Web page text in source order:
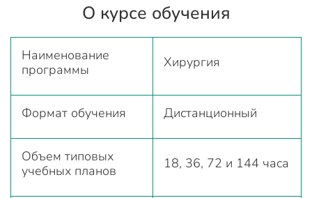
О курсе обучения
Наименование
программы
Хирургия
Формат обучения Дистанционный
Объем типовых
учебных планов
18, 36, 72 и 144 часа